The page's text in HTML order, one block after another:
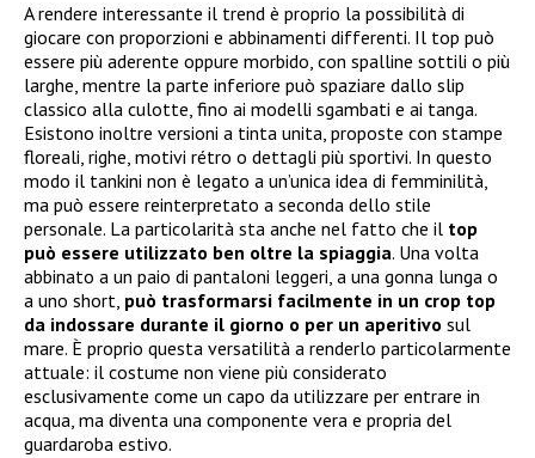
A rendere interessante il trend è proprio la possibilità di
giocare con proporzioni e abbinamenti differenti. Il top può
essere più aderente oppure morbido, con spalline sottili o più
larghe, mentre la parte inferiore può spaziare dallo slip
classico alla culotte, fino ai modelli sgambati e ai tanga.
Esistono inoltre versioni a tinta unita, proposte con stampe
floreali, righe, motivi rétro o dettagli più sportivi. In questo
modo il tankini non è legato a un’unica idea di femminilità,
ma può essere reinterpretato a seconda dello stile
personale. La particolarità sta anche nel fatto che il top
può essere utilizzato ben oltre la spiaggia. Una volta
abbinato a un paio di pantaloni leggeri, a una gonna lunga o
a uno short, può trasformarsi facilmente in un crop top
da indossare durante il giorno o per un aperitivo sul
mare. È proprio questa versatilità a renderlo particolarmente
attuale: il costume non viene più considerato
esclusivamente come un capo da utilizzare per entrare in
acqua, ma diventa una componente vera e propria del
guardaroba estivo.